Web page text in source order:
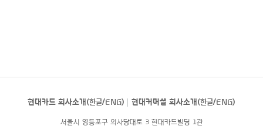
현대카드 회사소개(한글/ENG) 현대커머셜 회사소개(한글/ENG)
서울시 영등포구 의사당대로 3 현대카드빌딩 1관